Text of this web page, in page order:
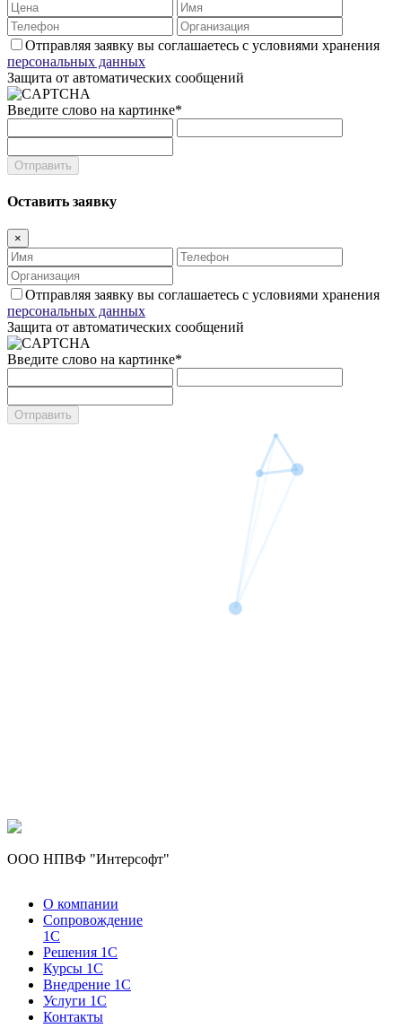
Отправляя заявку вы соглашаетесь с условиями хранения
персональных данных
Защита от автоматических сообщений
Введите слово на картинке*
Оставить заявку
×
Отправляя заявку вы соглашаетесь с условиями хранения
персональных данных
Защита от автоматических сообщений
Введите слово на картинке*
ООО НПВФ "Интерсофт"
О компании
Сопровождение
1С
Решения 1С
Курсы 1С
Внедрение 1С
Услуги 1С
Контакты